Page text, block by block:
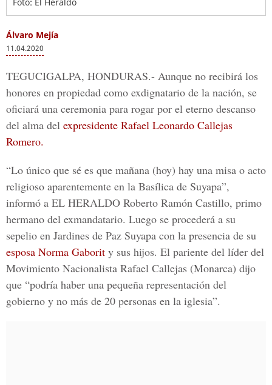
Álvaro Mejía
11.04.2020
TEGUCIGALPA, HONDURAS.- Aunque no recibirá los
honores en propiedad como exdignatario de la nación, se
oficiará una ceremonia para rogar por el eterno descanso
del alma del expresidente Rafael Leonardo Callejas
Romero.
“Lo único que sé es que mañana (hoy) hay una misa o acto
religioso aparentemente en la Basílica de Suyapa”,
informó a EL HERALDO Roberto Ramón Castillo, primo
hermano del exmandatario. Luego se procederá a su
sepelio en Jardines de Paz Suyapa con la presencia de su
esposa Norma Gaborit y sus hijos. El pariente del líder del
Movimiento Nacionalista Rafael Callejas (Monarca) dijo
que “podría haber una pequeña representación del
gobierno y no más de 20 personas en la iglesia”.